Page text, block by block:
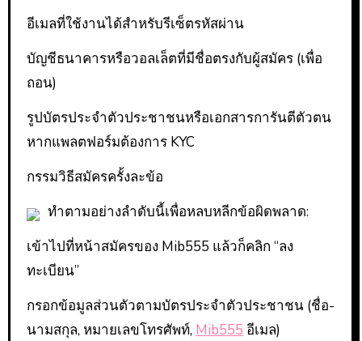
อีเมลที่ใช้งานได้สำหรับรีเซ็ตรหัสผ่าน
บัญชีธนาคารหรือวอลเล็ตที่มีชื่อตรงกับผู้สมัคร (เพื่อ
ถอน)
รูปบัตรประจำตัวประชาชนหรือเอกสารการันตีตัวตน
หากแพลตฟอร์มต้องการ KYC
กรรมวิธีสมัครครั้งละข้อ
ทำตามอย่างลำดับนี้เพื่อหลบหลีกข้อผิดพลาด:
เข้าไปที่หน้าสมัครของ Mib555 แล้วก็คลิก “ลง
ทะเบียน”
กรอกข้อมูลส่วนตัวตามบัตรประจำตัวประชาชน (ชื่อ-
นามสกุล, หมายเลขโทรศัพท์, Mib555 อีเมล)